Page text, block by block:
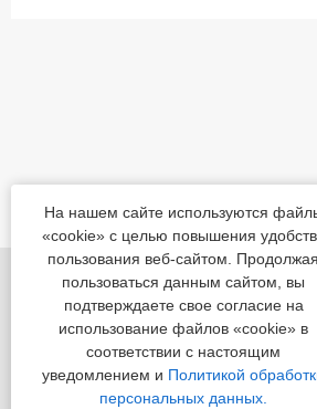
455022, Челябинская обл.,
Белорецкое, д.5
пн - пт с 8:00 до 17:00 сб-вс-вых.
Приемная +7 (3519) 24-07-29
На нашем сайте используются
«cookie» с целью повышения
пользования веб-сайтом. Продолжая
пользоваться данным сайтом, вы
подтверждаете свое согласие на
использование файлов «cookie» в
соответствии с настоящим
уведомлением и Политикой
персональных данных.